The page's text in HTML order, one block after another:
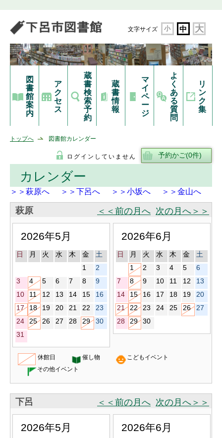
文字サイズ 小 中 大
図
書
館
案
内
ア
ク
セ
ス
蔵
書
検
索
予
約
蔵
書
情
報
マ
イ
ペ
ー
ジ
よ
く
あ
る
質
問
リ
ン
ク
集
トップへ 図書館カレンダー
ログインしていません
カレンダー
＞＞萩原へ ＞＞下呂へ ＞＞小坂へ ＞＞金山へ
萩原 ＜＜前の月へ 次の月へ＞＞
2026年5月
日 月 火 水 木 金
土
1
2
3
4 5 6 7 8
9
10
11 12 13 14 15
16
17
18 19 20 21 22
23
24
25 26 27 28 29
30
31
2026年6月
日 月 火 水 木 金
土
1
2 3 4 5
6
7
8 9 10 11 12
13
14
15 16 17 18 19
20
21
22 23 24 25 26
27
28
29 30
休館日 催し物
こどもイベント
その他イベント
下呂 ＜＜前の月へ 次の月へ＞＞
2026年5月 2026年6月